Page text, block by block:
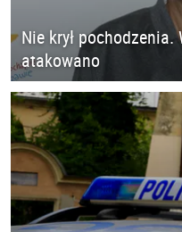
Nie krył
atakowano